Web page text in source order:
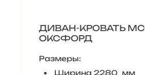
ДИВАН-КРОВАТЬ МС
ОКСФОРД
Размеры:
Ширина 2280 мм